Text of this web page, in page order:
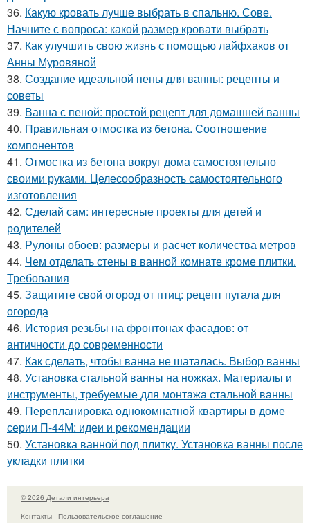
36. Какую кровать лучше выбрать в спальню. Сове.
Начните с вопроса: какой размер кровати выбрать
37. Как улучшить свою жизнь с помощью лайфхаков от
Анны Муровяной
38. Создание идеальной пены для ванны: рецепты и
советы
39. Ванна с пеной: простой рецепт для домашней ванны
40. Правильная отмостка из бетона. Соотношение
компонентов
41. Отмостка из бетона вокруг дома самостоятельно
своими руками. Целесообразность самостоятельного
изготовления
42. Сделай сам: интересные проекты для детей и
родителей
43. Рулоны обоев: размеры и расчет количества метров
44. Чем отделать стены в ванной комнате кроме плитки.
Требования
45. Защитите свой огород от птиц: рецепт пугала для
огорода
46. История резьбы на фронтонах фасадов: от
античности до современности
47. Как сделать, чтобы ванна не шаталась. Выбор ванны
48. Установка стальной ванны на ножках. Материалы и
инструменты, требуемые для монтажа стальной ванны
49. Перепланировка однокомнатной квартиры в доме
серии П-44М: идеи и рекомендации
50. Установка ванной под плитку. Установка ванны после
укладки плитки
© 2026 Детали интерьера
Контакты
Пользовательское соглашение